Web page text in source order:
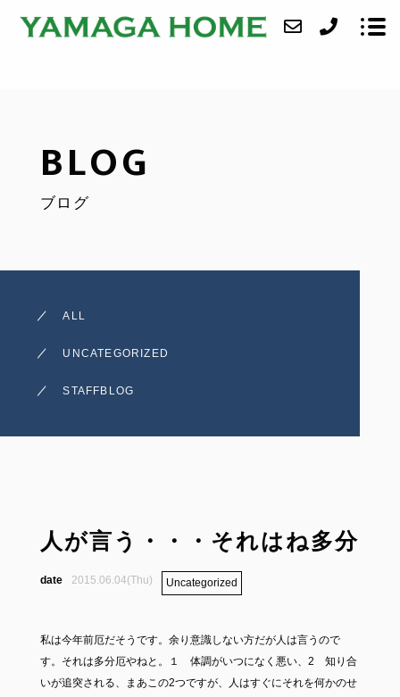
BLOG
ブログ
ALL
UNCATEGORIZED
STAFFBLOG
人が言う・・・それはね多分
2015.06.04(Thu) Uncategorized
私は今年前厄だそうです。余り意識しない方だが人は言うので
す。それは多分厄やねと。１ 体調がいつになく悪い、2 知り合
いが追突される、まあこの2つですが、人はすぐにそれを何かのせ